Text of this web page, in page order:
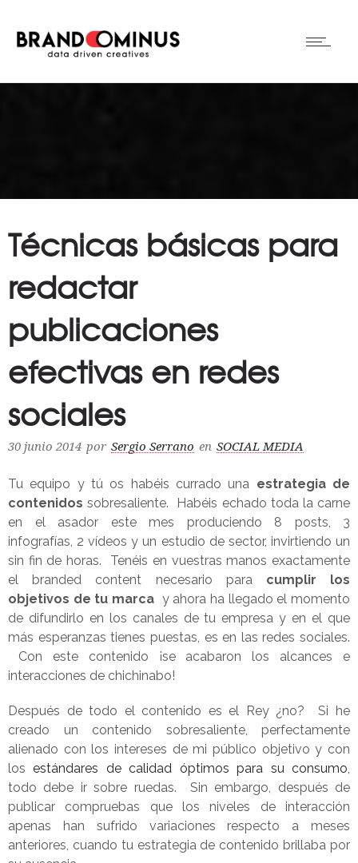
Técnicas básicas para
redactar
publicaciones
efectivas en redes
sociales
30 junio 2014 por Sergio Serrano en SOCIAL MEDIA
Tu equipo y tú os habéis currado una estrategia de
contenidos sobresaliente. Habéis echado toda la carne
en el asador este mes produciendo 8 posts, 3
infografías, 2 vídeos y un estudio de sector, invirtiendo un
sin fin de horas. Tenéis en vuestras manos exactamente
el branded content necesario para cumplir los
objetivos de tu marca y ahora ha llegado el momento
de difundirlo en los canales de tu empresa y en el que
más esperanzas tienes puestas, es en las redes sociales.
Con este contenido ¡se acabaron los alcances e
interacciones de chichinabo!
Después de todo el contenido es el Rey ¿no? Si he
creado un contenido sobresaliente, perfectamente
alienado con los intereses de mi público objetivo y con
losestándares de calidad óptimos para su consumo,
todo debe ir sobre ruedas. Sin embargo, después de
publicar compruebas que los niveles de interacción
apenas han sufrido variaciones respecto a meses
anteriores, cuando tu estrategia de contenido brillaba por